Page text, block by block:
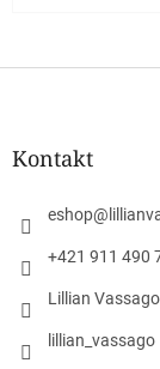
Z
Kontakt
eshop@
+421 911 490
Lillian
lillian_vassago